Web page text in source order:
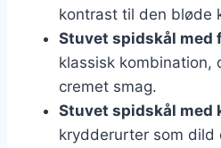
kontrast til den bløde
Stuvet spidskål med
klassisk kombination,
cremet smag.
Stuvet spidskål med
krydderurter som dild